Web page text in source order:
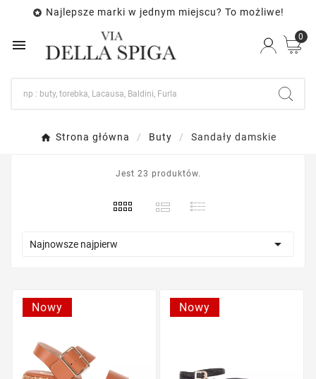
 Najlepsze marki w jednym miejscu? To możliwe!

0
Strona główna Buty Sandały damskie
Jest 23 produktów.
Najnowsze najpierw 
Nowy Nowy